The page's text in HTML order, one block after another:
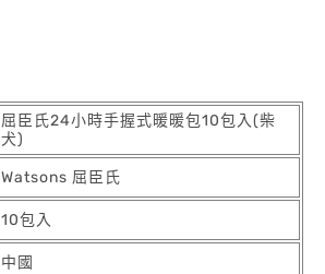
屈臣氏24小時手握式暖暖包10包入(柴
犬)
Watsons 屈臣氏
10包入
中國